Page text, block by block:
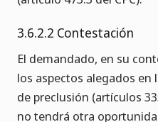
3.6.2.2 Contestación
El demandado, en su
los aspectos alegados en
de preclusión (artículos
no tendrá otra